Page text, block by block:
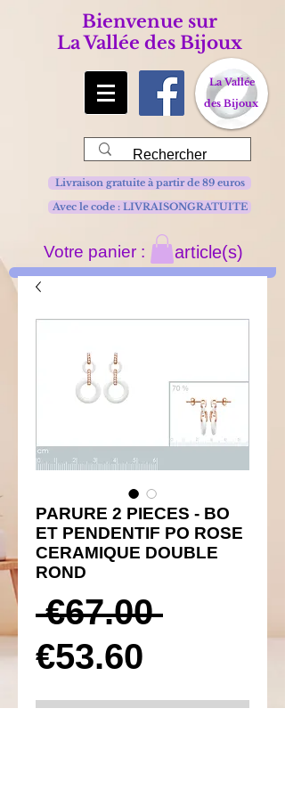
Bienvenue sur
La Vallée des Bijoux
La Vallée
des Bijoux
Avec le code : LIVRAISONGRATUITE
Livraison gratuite à partir de 89 euros
Votre panier : article(s)
PARURE 2 PIECES - BO
ET PENDENTIF PO ROSE
CERAMIQUE DOUBLE
ROND
€67.00 Prix
€53.60